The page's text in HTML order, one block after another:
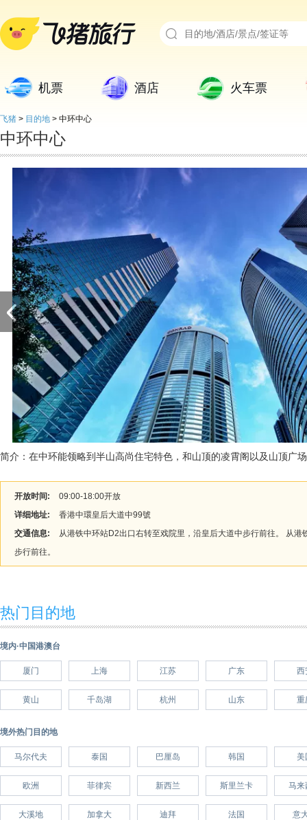
机票 酒店 火车票
飞猪 > 目的地 > 中环中心
中环中心
简介：在中环能领略到半山高尚住宅特色，和山顶的凌霄阁以及山顶广
开放时间:
09:00-18:00开放
详细地址:
香港中環皇后大道中99號
交通信息:
从港铁中环站D2出口右转至戏院里，沿皇后大道中步行前往。 从
步行前往。
热门目的地
境内·中国港澳台
厦门 上海 江苏 广东 西
黄山 千岛湖 杭州 山东 重
境外热门目的地
马尔代夫 泰国 巴厘岛 韩国 美
欧洲 菲律宾 新西兰 斯里兰卡 马来
大溪地 加拿大 迪拜 法国 意